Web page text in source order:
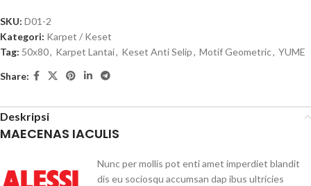
SKU: D01-2
Kategori: Karpet / Keset
Tag: 50x80, Karpet Lantai, Keset Anti Selip, Motif Geometric, YUME
Share:
Deskripsi
MAECENAS IACULIS
Nunc per mollis pot enti amet imperdiet blandit
dis eu sociosqu accumsan dap ibus ultricies